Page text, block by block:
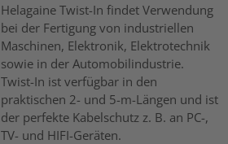
Helagaine Twist-In findet Verwendung
bei der Fertigung von industriellen
Maschinen, Elektronik, Elektrotechnik
sowie in der Automobilindustrie.
Twist-In ist verfügbar in den
praktischen 2- und 5-m-Längen und ist
der perfekte Kabelschutz z. B. an PC-,
TV- und HIFI-Geräten.